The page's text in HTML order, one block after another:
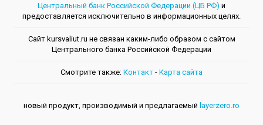
Центральный банк Российской Федерации (ЦБ РФ) и
предоставляется исключительно в информационных целях.
Сайт kursvaliut.ru не связан каким-либо образом с сайтом
Центрального банкa Российской Федерации
Смотрите также: Контакт - Kарта сайта
новый продукт, производимый и предлагаемый layerzero.ro